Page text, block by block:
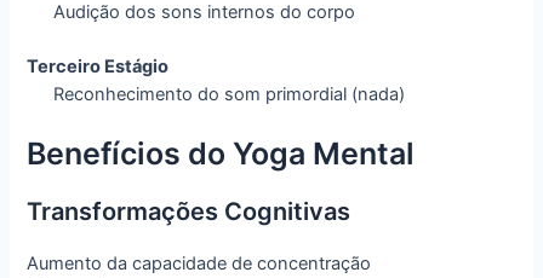
Audição dos sons internos do corpo
Terceiro Estágio
Reconhecimento do som primordial (nada)
Benefícios do Yoga Mental
Transformações Cognitivas
Aumento da capacidade de concentração